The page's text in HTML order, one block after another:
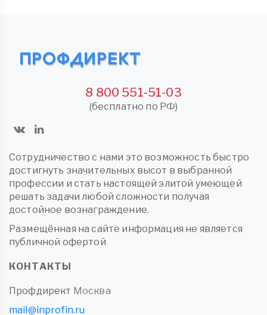
8 800 551-51-03
(бесплатно по РФ)
Сотрудничество с нами это возможность быстро
достигнуть значительных высот в выбранной
профессии и стать настоящей элитой умеющей
решать задачи любой сложности получая
достойное вознаграждение.
Размещённая на сайте информация не является
публичной офертой
КОНТАКТЫ
Профдирект Москва
mail@inprofin.ru